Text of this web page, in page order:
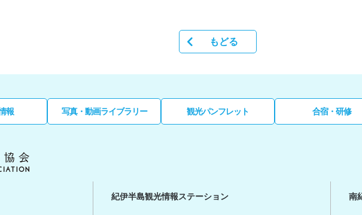
もどる
報 写真・動画ライブラリー 観光パンフレット 合宿・研修
紀伊半島観光情報ステーション 南